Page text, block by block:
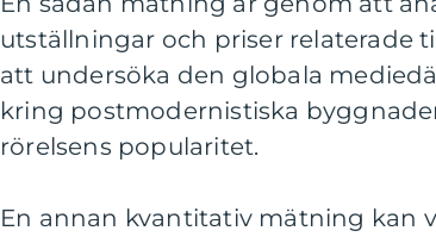
utställningar och priser relaterade
att undersöka den globala
kring postmodernistiska
rörelsens popularitet.
En annan kvantitativ mätning kan